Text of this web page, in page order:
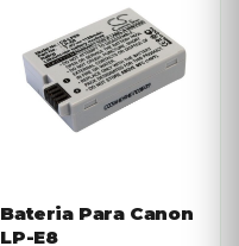
Bateria Para Canon
LP-E8